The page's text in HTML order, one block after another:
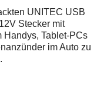
UNITEC USB
Stecker mit
Handys, Tablet-PCs
im Auto zu